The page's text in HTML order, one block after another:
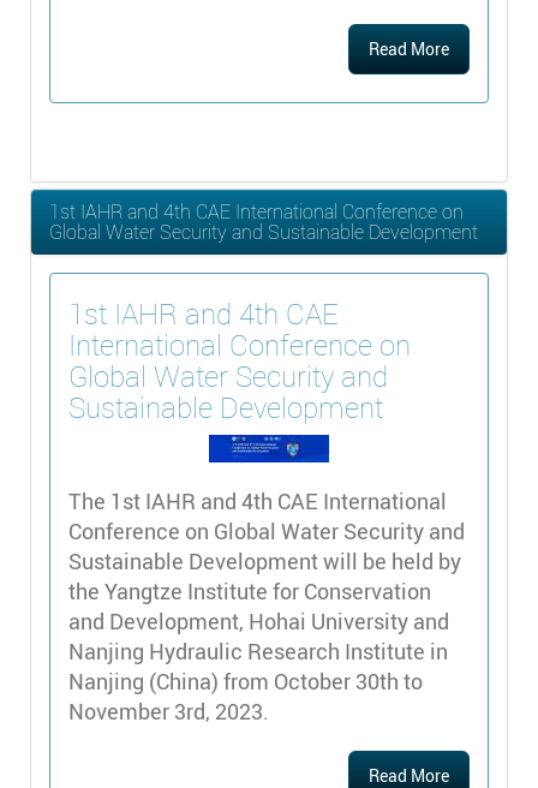
Read More
1st IAHR and 4th CAE International Conference on
Global Water Security and Sustainable Development
1st IAHR and 4th CAE
International Conference on
Global Water Security and
Sustainable Development
The 1st IAHR and 4th CAE International
Conference on Global Water Security and
Sustainable Development will be held by
the Yangtze Institute for Conservation
and Development, Hohai University and
Nanjing Hydraulic Research Institute in
Nanjing (China) from October 30th to
November 3rd, 2023.
Read More